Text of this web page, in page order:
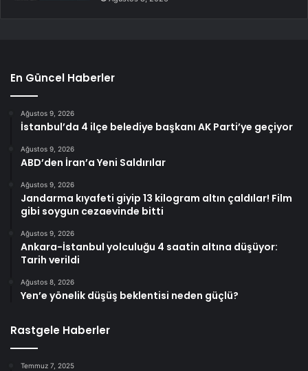
En Güncel Haberler
Ağustos 9, 2026
İstanbul’da 4 ilçe belediye başkanı AK Parti’ye geçiyor
Ağustos 9, 2026
ABD’den İran’a Yeni Saldırılar
Ağustos 9, 2026
Jandarma kıyafeti giyip 13 kilogram altın çaldılar! Film
gibi soygun cezaevinde bitti
Ağustos 9, 2026
Ankara-İstanbul yolculuğu 4 saatin altına düşüyor:
Tarih verildi
Ağustos 8, 2026
Yen’e yönelik düşüş beklentisi neden güçlü?
Rastgele Haberler
Temmuz 7, 2025